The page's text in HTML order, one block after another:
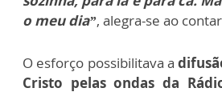
o meu dia”, alegra-se ao
O esforço possibilitava a
Cristo pelas ondas da